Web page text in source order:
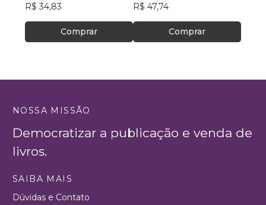
R$ 34,83
Comprar
R$ 47,74
Comprar
NOSSA MISSÃO
Democratizar a publicação e venda de
livros.
SAIBA MAIS
Dúvidas e Contato